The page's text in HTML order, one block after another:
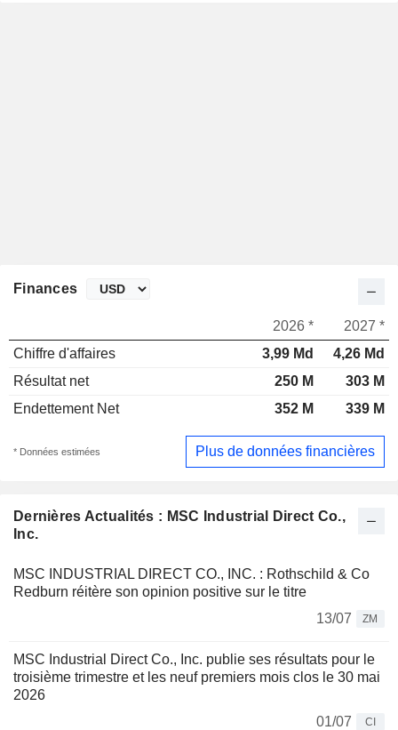
Dernières Actualités : MSC Industrial Direct Co.,
Inc.
MSC INDUSTRIAL DIRECT CO., INC. : Rothschild & Co
Redburn réitère son opinion positive sur le titre
13/07
ZM
MSC Industrial Direct Co., Inc. publie ses résultats pour le
troisième trimestre et les neuf premiers mois clos le 30 mai
2026
01/07
CI
Finances
2026 *
2027 *
Chiffre d'affaires
3,99 Md
4,26 Md
Résultat net
250 M
303 M
Endettement Net
352 M 339 M
* Données estimées Plus de données financières